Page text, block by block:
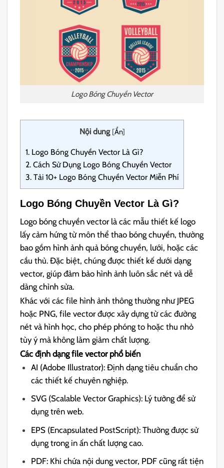
Logo Bóng Chuyền Vector
Nội dung [Ẩn]
1. Logo Bóng Chuyền Vector Là Gì?
2. Cách Sử Dụng Logo Bóng Chuyền Vector
3. Tải 10+ Logo Bóng Chuyền Vector Miễn Phí
Logo Bóng Chuyền Vector Là Gì?
Logo bóng chuyền vector là các mẫu thiết kế logo
lấy cảm hứng từ môn thể thao bóng chuyền, thường
bao gồm hình ảnh quả bóng chuyền, lưới, hoặc các
cầu thủ. Đặc biệt, chúng được thiết kế dưới dạng
vector, giúp đảm bảo hình ảnh luôn sắc nét và dễ
dàng chỉnh sửa.
Khác với các file hình ảnh thông thường như JPEG
hoặc PNG, file vector được xây dựng từ các đường
nét và hình học, cho phép phóng to hoặc thu nhỏ
tùy ý mà không làm giảm chất lượng.
Các định dạng file vector phổ biến
AI (Adobe Illustrator): Định dạng tiêu chuẩn cho
các thiết kế chuyên nghiệp.
SVG (Scalable Vector Graphics): Lý tưởng để sử
dụng trên web.
EPS (Encapsulated PostScript): Thường được sử
dụng trong in ấn chất lượng cao.
PDF: Khi chứa nội dung vector, PDF cũng rất tiện